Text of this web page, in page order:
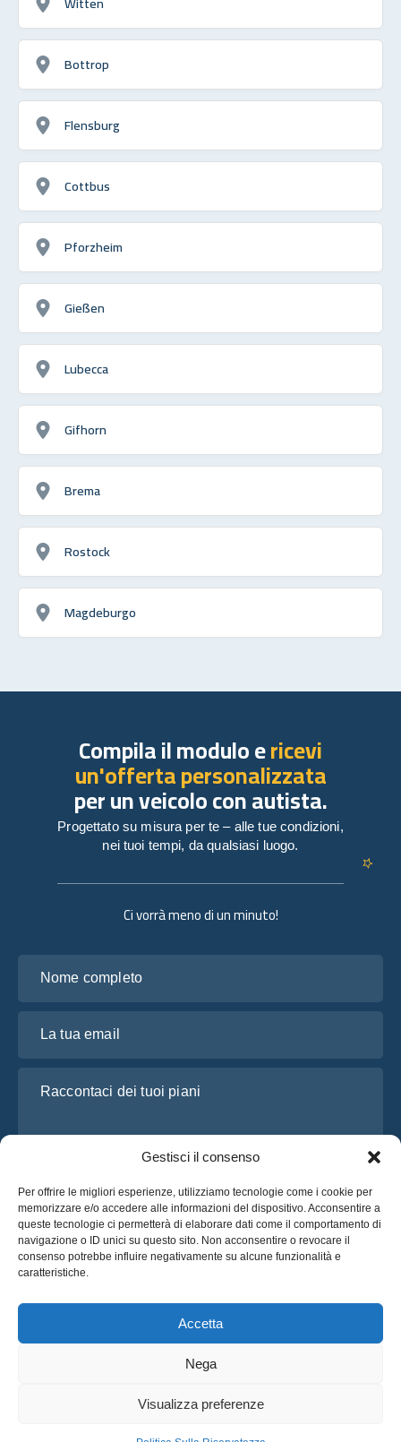
Gestisci il consenso
Per offrire le migliori esperienze, utilizziamo tecnologie come i cookie per
memorizzare e/o accedere alle informazioni del dispositivo. Acconsentire a
queste tecnologie ci permetterà di elaborare dati come il comportamento di
navigazione o ID unici su questo sito. Non acconsentire o revocare il
consenso potrebbe influire negativamente su alcune funzionalità e
caratteristiche.
Accetta
Nega
Visualizza preferenze
Bottrop
Flensburg
Cottbus
Pforzheim
Gießen
Lubecca
Gifhorn
Brema
Rostock
Magdeburgo
© 2025 OsaBus © Tutti i Diritti Riservati.
Ci vorrà meno di un minuto!
Ho letto e accetto l’Informativa sulla privacydi OsaBus
Richiedi un preventivo
Richiedi un preventivo
Compila il modulo ericevi
un'offerta personalizzata
per un veicolo con autista.
Progettato su misura per te – alle tue condizioni,
nei tuoi tempi, da qualsiasi luogo.